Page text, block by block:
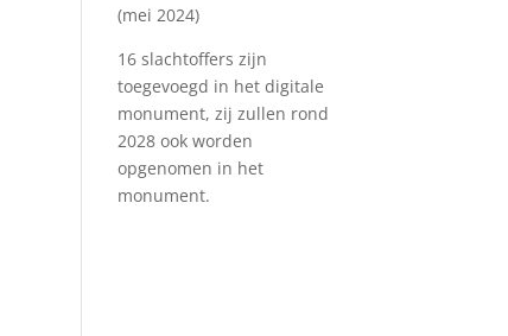
(mei 2024)
16 slachtoffers zijn
toegevoegd in het digitale
monument, zij zullen rond
2028 ook worden
opgenomen in het
monument.